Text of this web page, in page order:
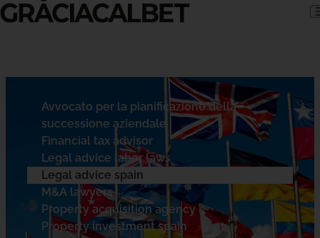
Skip to content
Avvocato per la pianificazione della
successione aziendale
Financial tax advisor
Legal advice labor laws
Legal advice spain
M&A lawyers
Property acquisition agency
Property investment spain